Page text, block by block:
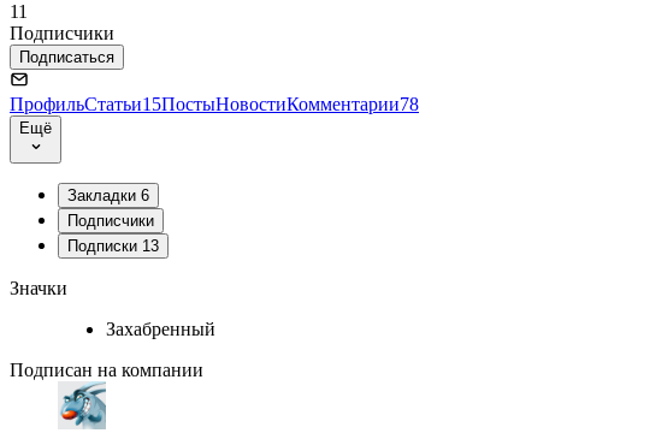
11
Подписчики
Подписаться
ПрофильСтатьи15ПостыНовостиКомментарии78
Ещё
Закладки 6
Подписчики
Подписки 13
Значки
Захабренный
Подписан на компании